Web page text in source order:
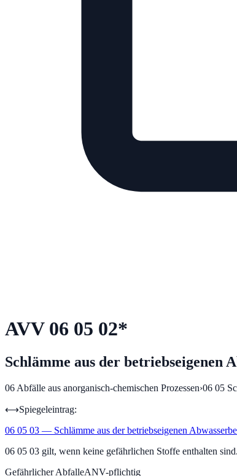
AVV 06 05 02*
Schlämme aus der betriebseigenen
06 Abfälle aus anorganisch-chemischen Prozessen›06 05
⟷Spiegeleintrag:
06 05 03 — Schlämme aus der betriebseigenen
06 05 03 gilt, wenn keine gefährlichen Stoffe enthalten sind.
Gefährlicher AbfalleANV-pflichtig